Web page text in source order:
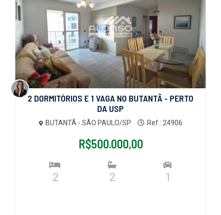
2 DORMITÓRIOS E 1 VAGA NO BUTANTÃ - PERTO
DA USP
BUTANTÃ - SÃO PAULO/SP Ref.: 24906
R$500.000,00
2 2 1